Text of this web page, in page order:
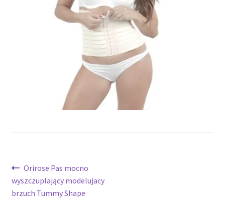
Rozwiń
menu
potomne
Nawigacja
wpisu
Poprzedni
wpis:
Orirose Pas mocno
wyszczuplający modelujacy
brzuch Tummy Shape